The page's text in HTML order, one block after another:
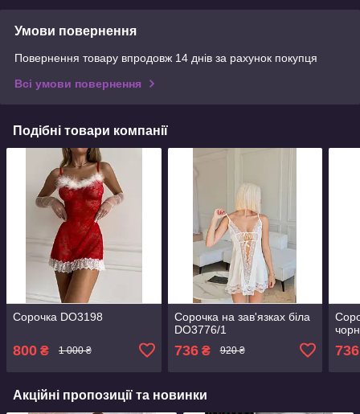
Умови повернення
Повернення товару впродовж 14 днів за рахунок покупця
Всі умови повернення
Подібні товари компанії
Сорочка DO3198
800 ₴ 1 000 ₴
Сорочка на зав'язках біла
DO3776/1
736₴ 920 ₴ 736
Акційні пропозиції та новинки